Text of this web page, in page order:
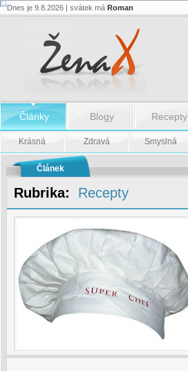
Recept:
Dnes je 9.8.2026 | svátek má Roman
Články Blogy Recepty
Krásná Zdravá Smyslná
Článek
Rubrika: Recepty